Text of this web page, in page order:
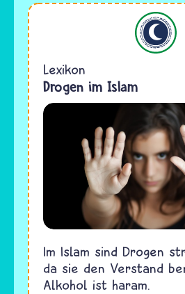
Lexikon
Drogen im Islam
Im Islam sind Drogen
da sie den Verstand
Alkohol ist haram.